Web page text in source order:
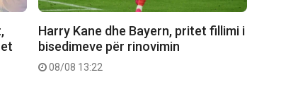
Harry Kane dhe Bayern, pritet fillimi i
bisedimeve për rinovimin
08/08 13:22